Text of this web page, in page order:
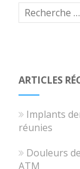
ARTICLES
Implants
réunies
Douleurs
ATM